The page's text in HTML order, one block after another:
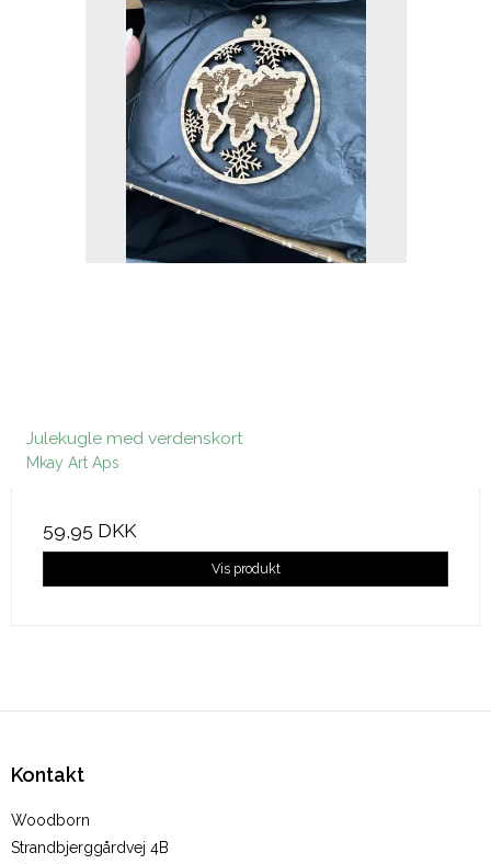
Julekugle med verdenskort
Mkay Art Aps
59,95 DKK
Vis produkt
Kontakt
Woodborn
Strandbjerggårdvej 4B